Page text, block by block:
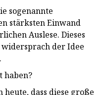
sogenannte
stärksten Einwand
Auslese. Dieses
der Idee
haben?
dass diese große